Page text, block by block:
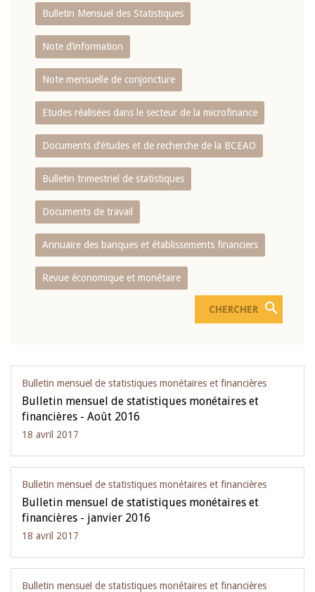
Bulletin Mensuel des Statistiques
Note d’information
Note mensuelle de conjoncture
Etudes réalisées dans le secteur de la microfinance
Documents d’études et de recherche de la BCEAO
Bulletin trimestriel de statistiques
Documents de travail
Annuaire des banques et établissements financiers
Revue économique et monétaire
Bulletin mensuel de statistiques monétaires et financières
Bulletin mensuel de statistiques monétaires et
financières - Août 2016
18 avril 2017
Bulletin mensuel de statistiques monétaires et financières
Bulletin mensuel de statistiques monétaires et
financières - janvier 2016
18 avril 2017
Bulletin mensuel de statistiques monétaires et financières